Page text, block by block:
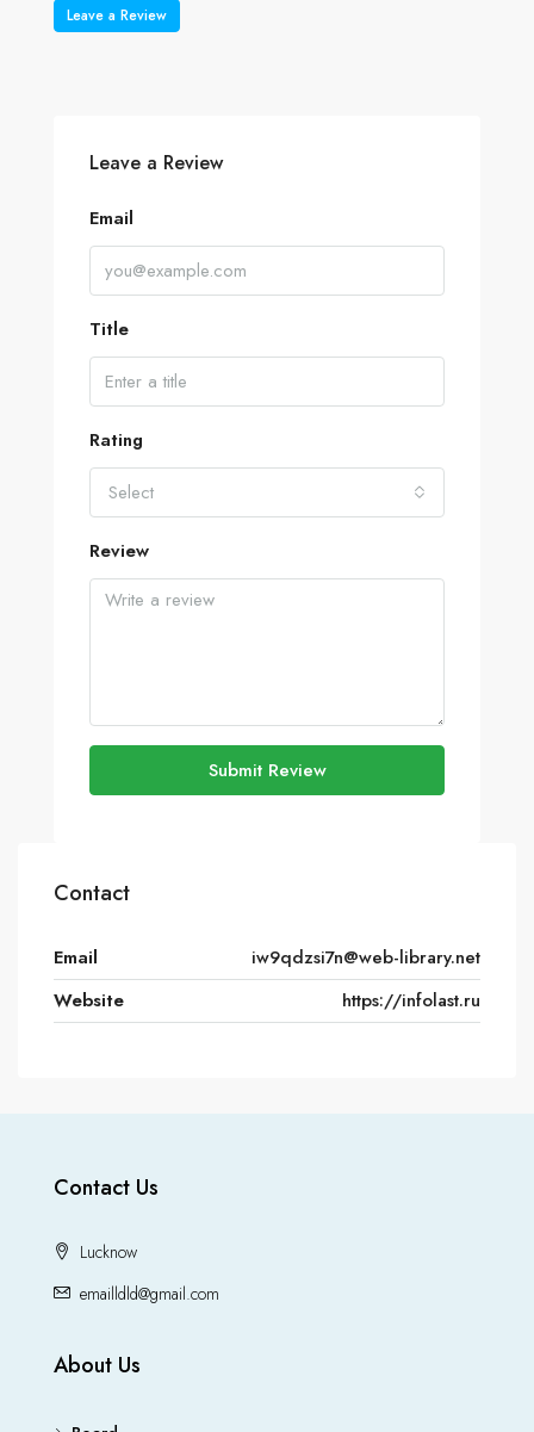
Leave a Review
Leave a Review
Email
Title
Rating
Select
Review
Submit Review
Contact
Email
iw9qdzsi7n@web-library.net
Website
https://infolast.ru
Contact Us
Lucknow
emailldld@gmail.com
About Us